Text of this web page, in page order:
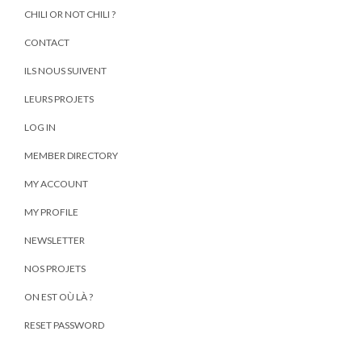
CHILI OR NOT CHILI ?
CONTACT
ILS NOUS SUIVENT
LEURS PROJETS
LOG IN
MEMBER DIRECTORY
MY ACCOUNT
MY PROFILE
NEWSLETTER
NOS PROJETS
ON EST OÙ LÀ ?
RESET PASSWORD